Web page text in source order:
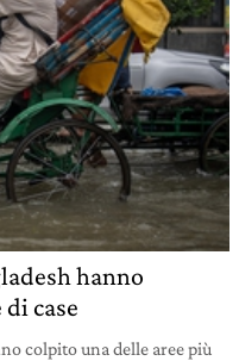
hanno
case
colpito una delle aree più